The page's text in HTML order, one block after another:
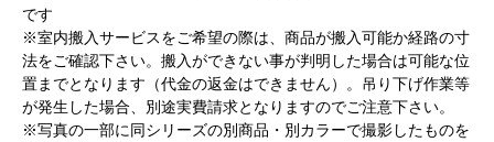
です
※室内搬入サービスをご希望の際は、商品が搬入可能か経路の寸
法をご確認下さい。搬入ができない事が判明した場合は可能な位
置までとなります（代金の返金はできません）。吊り下げ作業等
が発生した場合、別途実費請求となりますのでご注意下さい。
※写真の一部に同シリーズの別商品・別カラーで撮影したものを